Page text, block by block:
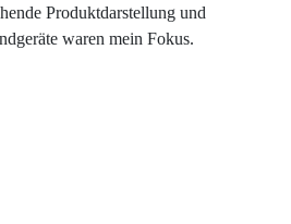
Produktdarstellung und
waren mein Fokus.